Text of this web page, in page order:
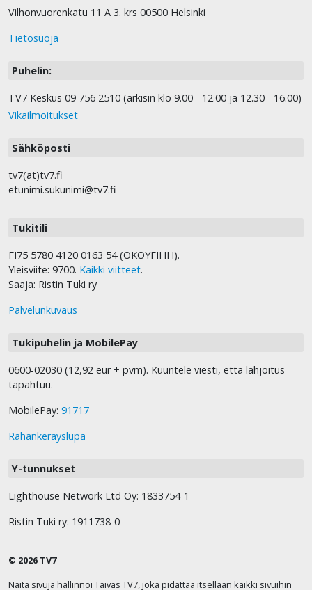
Vilhonvuorenkatu 11 A 3. krs 00500 Helsinki
Tietosuoja
Puhelin:
TV7 Keskus 09 756 2510 (arkisin klo 9.00 - 12.00 ja 12.30 - 16.00)
Vikailmoitukset
Sähköposti
tv7(at)tv7.fi
etunimi.sukunimi@tv7.fi
Tukitili
FI75 5780 4120 0163 54 (OKOYFIHH).
Yleisviite: 9700. Kaikki viitteet.
Saaja: Ristin Tuki ry
Palvelunkuvaus
Tukipuhelin ja MobilePay
0600-02030 (12,92 eur + pvm). Kuuntele viesti, että lahjoitus
tapahtuu.
MobilePay: 91717
Rahankeräyslupa
Y-tunnukset
Lighthouse Network Ltd Oy: 1833754-1
Ristin Tuki ry: 1911738-0
© 2026 TV7
Näitä sivuja hallinnoi Taivas TV7, joka pidättää itsellään kaikki sivuihin